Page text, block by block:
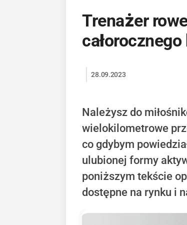
Trenażer
28.09.2023
Należysz do
wielokilometrowe
co gdybym
ulubionej formy
poniższym tekście
dostępne na rynku i